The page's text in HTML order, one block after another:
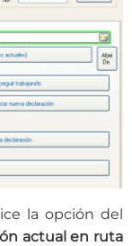
la opción del
actual en ruta